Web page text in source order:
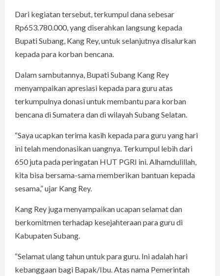
Dari kegiatan tersebut, terkumpul dana sebesar
Rp653.780.000, yang diserahkan langsung kepada
Bupati Subang, Kang Rey, untuk selanjutnya disalurkan
kepada para korban bencana.
Dalam sambutannya, Bupati Subang Kang Rey
menyampaikan apresiasi kepada para guru atas
terkumpulnya donasi untuk membantu para korban
bencana di Sumatera dan di wilayah Subang Selatan.
“Saya ucapkan terima kasih kepada para guru yang hari
ini telah mendonasikan uangnya. Terkumpul lebih dari
650 juta pada peringatan HUT PGRI ini. Alhamdulillah,
kita bisa bersama-sama memberikan bantuan kepada
sesama,” ujar Kang Rey.
Kang Rey juga menyampaikan ucapan selamat dan
berkomitmen terhadap kesejahteraan para guru di
Kabupaten Subang.
“Selamat ulang tahun untuk para guru. Ini adalah hari
kebanggaan bagi Bapak/Ibu. Atas nama Pemerintah